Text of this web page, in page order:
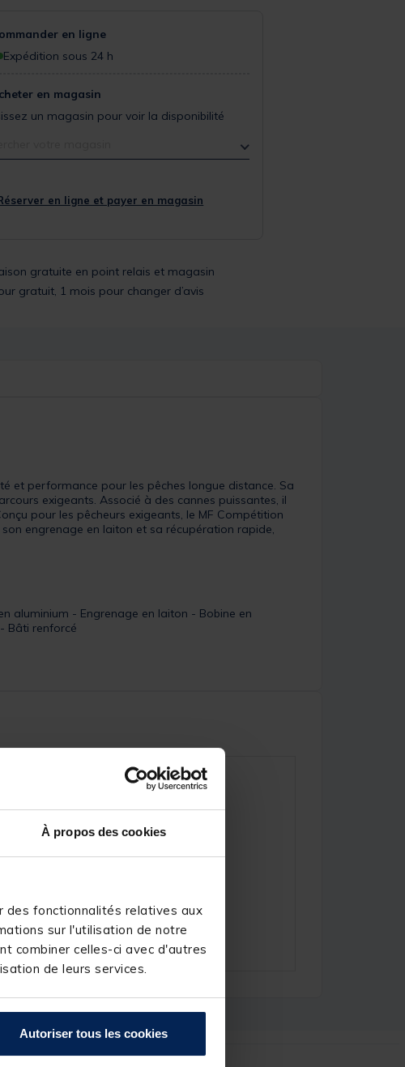
À propos des cookies
des fonctionnalités relatives aux
sur l'utilisation de notre
combiner celles-ci avec d'autres
de leurs services.
Autoriser tous les cookies
en ligne
Expédition sous 24 h
en magasin
un magasin pour voir la disponibilité
en ligne et payer en magasin
gratuite en point relais et magasin
gratuit, 1 mois pour changer d’avis
et performance pour les pêches longue distance. Sa
exigeants. Associé à des cannes puissantes, il
pour les pêcheurs exigeants, le MF Compétition
engrenage en laiton et sa récupération rapide,
aluminium - Engrenage en laiton - Bobine en
Bâti renforcé